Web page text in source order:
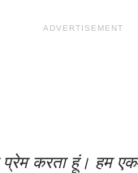
ADVERTISEMENT
करता हूं। हम